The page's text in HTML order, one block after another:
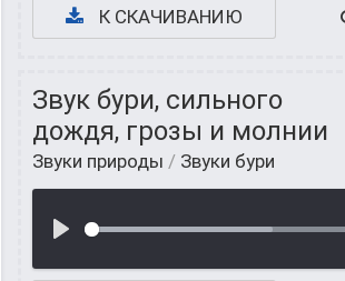
К СКАЧИВАНИЮ
Звук бури, сильного
дождя, грозы и молнии
Звуки природы / Звуки бури